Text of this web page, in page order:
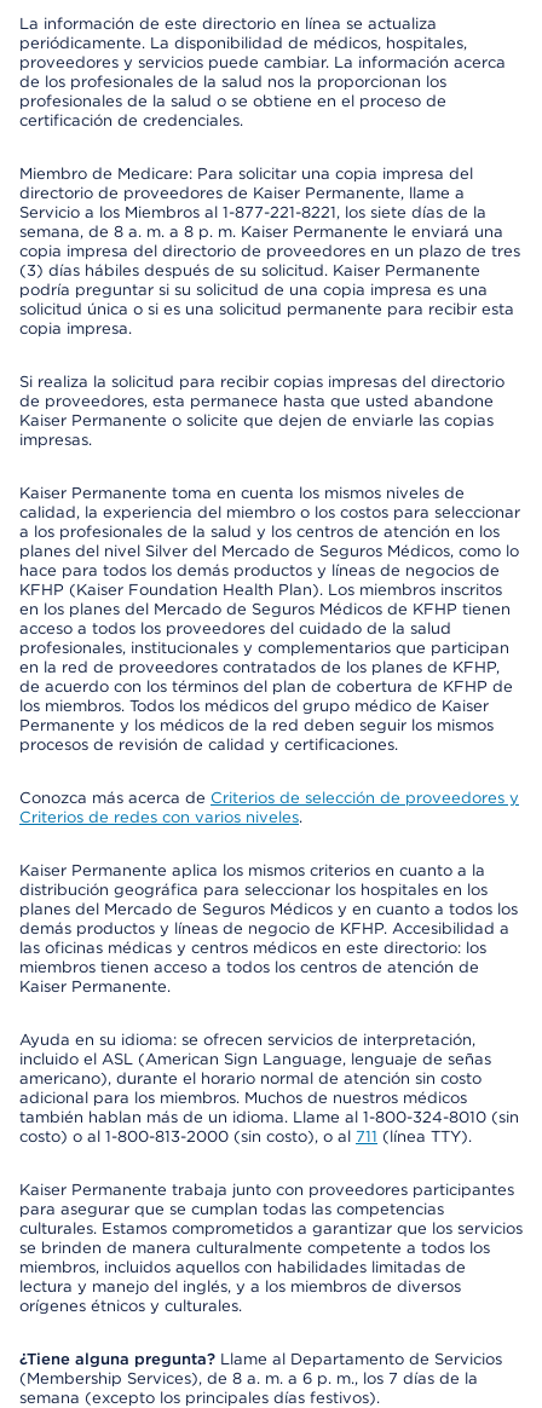
La información de este directorio en línea se actualiza
periódicamente. La disponibilidad de médicos, hospitales,
proveedores y servicios puede cambiar. La información acerca
de los profesionales de la salud nos la proporcionan los
profesionales de la salud o se obtiene en el proceso de
certificación de credenciales.
Miembro de Medicare: Para solicitar una copia impresa del
directorio de proveedores de Kaiser Permanente, llame a
Servicio a los Miembros al 1-877-221-8221, los siete días de la
semana, de 8 a. m. a 8 p. m. Kaiser Permanente le enviará una
copia impresa del directorio de proveedores en un plazo de tres
(3) días hábiles después de su solicitud. Kaiser Permanente
podría preguntar si su solicitud de una copia impresa es una
solicitud única o si es una solicitud permanente para recibir esta
copia impresa.
Si realiza la solicitud para recibir copias impresas del directorio
de proveedores, esta permanece hasta que usted abandone
Kaiser Permanente o solicite que dejen de enviarle las copias
impresas.
Kaiser Permanente toma en cuenta los mismos niveles de
calidad, la experiencia del miembro o los costos para seleccionar
a los profesionales de la salud y los centros de atención en los
planes del nivel Silver del Mercado de Seguros Médicos, como lo
hace para todos los demás productos y líneas de negocios de
KFHP (Kaiser Foundation Health Plan). Los miembros inscritos
en los planes del Mercado de Seguros Médicos de KFHP tienen
acceso a todos los proveedores del cuidado de la salud
profesionales, institucionales y complementarios que participan
en la red de proveedores contratados de los planes de KFHP,
de acuerdo con los términos del plan de cobertura de KFHP de
los miembros. Todos los médicos del grupo médico de Kaiser
Permanente y los médicos de la red deben seguir los mismos
procesos de revisión de calidad y certificaciones.
Conozca más acerca de Criterios de selección de proveedores y
Criterios de redes con varios niveles.
Kaiser Permanente aplica los mismos criterios en cuanto a la
distribución geográfica para seleccionar los hospitales en los
planes del Mercado de Seguros Médicos y en cuanto a todos los
demás productos y líneas de negocio de KFHP. Accesibilidad a
las oficinas médicas y centros médicos en este directorio: los
miembros tienen acceso a todos los centros de atención de
Kaiser Permanente.
Ayuda en su idioma: se ofrecen servicios de interpretación,
incluido el ASL (American Sign Language, lenguaje de señas
americano), durante el horario normal de atención sin costo
adicional para los miembros. Muchos de nuestros médicos
también hablan más de un idioma. Llame al 1-800-324-8010 (sin
costo) o al 1-800-813-2000 (sin costo), o al 711 (línea TTY).
Kaiser Permanente trabaja junto con proveedores participantes
para asegurar que se cumplan todas las competencias
culturales. Estamos comprometidos a garantizar que los servicios
se brinden de manera culturalmente competente a todos los
miembros, incluidos aquellos con habilidades limitadas de
lectura y manejo del inglés, y a los miembros de diversos
orígenes étnicos y culturales.
¿Tiene alguna pregunta? Llame al Departamento de Servicios
(Membership Services), de 8 a. m. a 6 p. m., los 7 días de la
semana (excepto los principales días festivos).